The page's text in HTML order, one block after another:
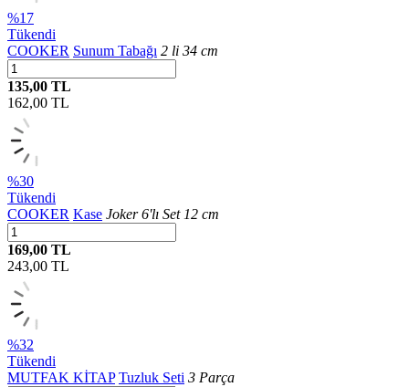
%17
Tükendi
COOKER Sunum Tabağı 2 li 34 cm
135,00 TL
162,00 TL
%30
Tükendi
COOKER Kase Joker 6'lı Set 12 cm
169,00 TL
243,00 TL
%32
Tükendi
MUTFAK KİTAP Tuzluk Seti 3 Parça